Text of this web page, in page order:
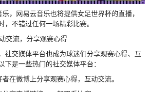
，网易云音乐也将提供女足世界杯的直播，
，不错过任何一场精彩比赛。
交流，分享观赛心得
社交媒体平台也成为球迷们分享观赛心得、互
下是一些热门的社交媒体平台：
在微博上分享观赛心得，互动交流。